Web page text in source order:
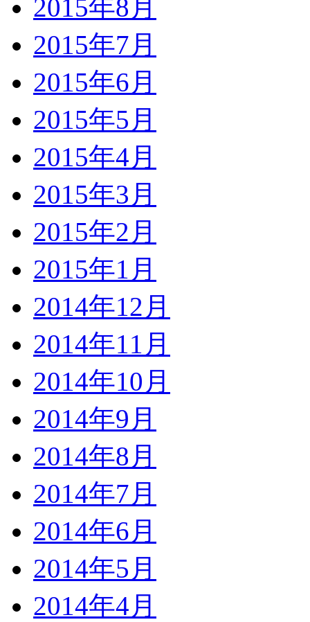
2015年8月
2015年7月
2015年6月
2015年5月
2015年4月
2015年3月
2015年2月
2015年1月
2014年12月
2014年11月
2014年10月
2014年9月
2014年8月
2014年7月
2014年6月
2014年5月
2014年4月